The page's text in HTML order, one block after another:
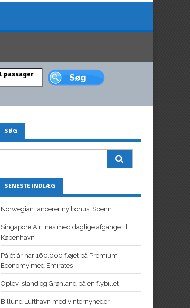
SØG
SENESTE INDLÆG
Norwegian lancerer ny bonus: Spenn
Singapore Airlines med daglige afgange til
København
På ét år har 160.000 fløjet på Premium
Economy med Emirates
Oplev Island og Grønland på én flybillet
Billund Lufthavn med vinternyheder